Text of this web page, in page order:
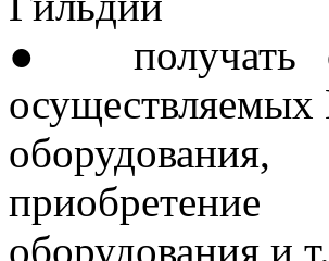
●
осуществляемых
оборудования,
оборудования и